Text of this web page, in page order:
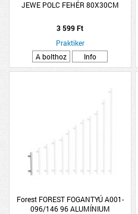
JEWE POLC FEHÉR 80X30CM
3 599 Ft
Praktiker
A bolthoz
Info
Forest FOREST FOGANTYÚ A001-
096/146 96 ALUMÍNIUM